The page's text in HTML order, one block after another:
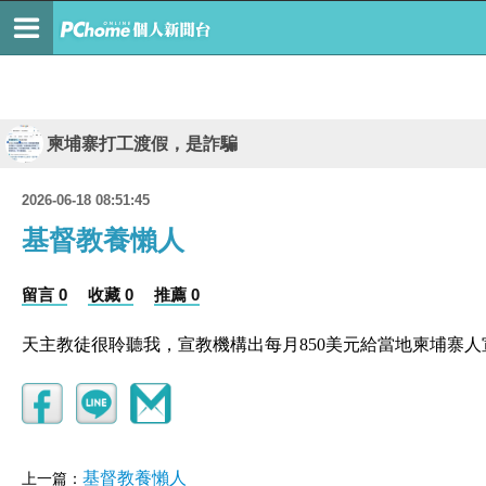
柬埔寨打工渡假，是詐騙
2026-06-18 08:51:45
基督教養懶人
留言 0 收藏 0 推薦 0
天主教徒很聆聽我，宣教機構出每月850美元給當地柬埔寨人
上一篇： 基督教養懶人